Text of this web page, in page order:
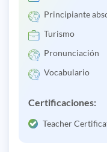
Principiante
Turismo
Pronunciación
Vocabulario
Certificaciones:
Teacher